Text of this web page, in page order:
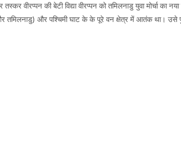
वीरप्पन की बेटी विद्या वीरप्पन को तमिलनाडु युवा मोर्चा का
तमिलनाडु) और पश्चिमी घाट के के पूरे वन क्षेत्र में आतंक था। उसे